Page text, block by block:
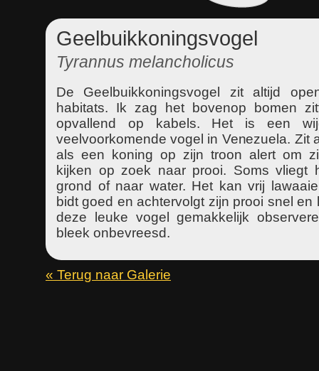
Geelbuikkoningsvogel
Tyrannus melancholicus
De Geelbuikkoningsvogel zit altijd
habitats. Ik zag het bovenop bomen
opvallend op kabels. Het is een
veelvoorkomende vogel in Venezuela. Zit
als een koning op zijn troon alert om
kijken op zoek naar prooi. Soms vliegt
grond of naar water. Het kan vrij
bidt goed en achtervolgt zijn prooi snel en
deze leuke vogel gemakkelijk
bleek onbevreesd.
« Terug naar Galerie